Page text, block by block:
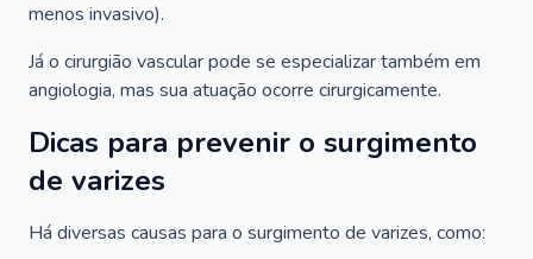
menos invasivo).
Já o cirurgião vascular pode se especializar também em
angiologia, mas sua atuação ocorre cirurgicamente.
Dicas para prevenir o surgimento
de varizes
Há diversas causas para o surgimento de varizes, como: